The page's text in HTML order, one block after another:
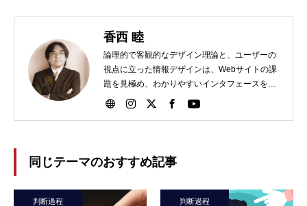
香西 睦
論理的で客観的なデザイン理論と、ユーザーの
視点に立った情報デザインは、Webサイトの課
題を見極め、わかりやすいインタフェースを実
現！
同じテーマのおすすめ記事
判断過程 判断過程